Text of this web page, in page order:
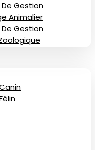
De Gestion
Animalier
De Gestion